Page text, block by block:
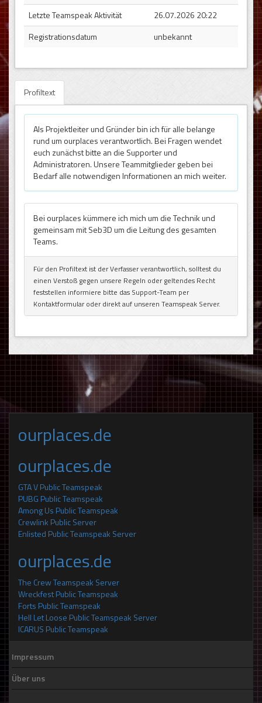
Letzte Teamspeak Aktivität
26.07.2026 20:22
Registrationsdatum
unbekannt
Profiltext
Als Projektleiter und Gründer bin ich für alle belange
rund um ourplaces verantwortlich. Bei Fragen wendet
euch zunächst bitte an die Supporter und
Administratoren. Unsere Teammitglieder geben bei
Bedarf alle notwendigen Informationen an mich weiter.
Bei ourplaces kümmere ich mich um die Technik und
gemeinsam mit Seb3D um die Leitung des gesamten
Teams.
Für den Profiltext ist der Verfasser verantwortlich, solltest du
einen Verstoß gegen unsere Regeln oder geltendes Recht
feststellen informiere bitte das Support-Team per
Kontaktformular oder direkt auf unseren Teamspeak Server.
ourplaces.de
ourplaces.de
GTA V Public Teamspeak
PUBG Public Teamspeak
Among Us Public Teamspeak
Crewlink Public Server
Enlisted Public Teamspeak Server
ourplaces.de
The Crew Teamspeak Server
Wreckfest Public Teamspeak
Forts Public Teamspeak
Hell Let Loose Public Teamspeak Server
ICARUS Public Teamspeak
Impressum
Über uns